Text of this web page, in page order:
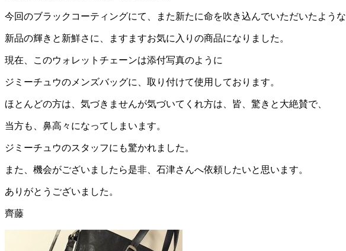
今回のブラックコーティングにて、また新たに命を吹き込んでいただいたような
新品の輝きと新鮮さに、ますますお気に入りの商品になりました。
現在、このウォレットチェーンは添付写真のように
ジミーチュウのメンズバッグに、取り付けて使用しております。
ほとんどの方は、気づきませんが気づいてくれ方は、皆、驚きと大絶賛で、
当方も、鼻高々になってしまいます。
ジミーチュウのスタッフにも驚かれました。
また、機会がございましたら是非、石津さんへ依頼したいと思います。
ありがとうございました。
齊藤